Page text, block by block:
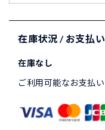
在庫状況 / お支払
在庫なし
ご利用可能なお支払